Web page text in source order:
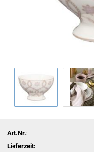
Art.Nr.:
Lieferzeit: